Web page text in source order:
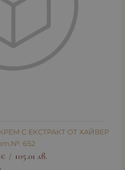
С ЕКСТРАКТ ОТ ХАЙВЕР
652
€ / 105.01 лв.